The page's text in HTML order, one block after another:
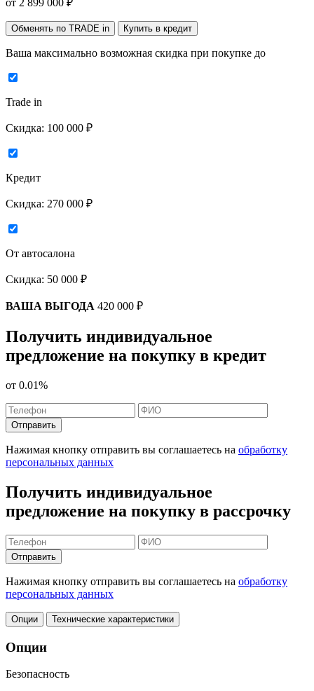
от 2 899 000 ₽
Обменять по TRADE in Купить в кредит
Ваша максимально возможная скидка при покупке до
Trade in
Скидка: 100 000 ₽
Кредит
Скидка: 270 000 ₽
От автосалона
Скидка: 50 000 ₽
ВАША ВЫГОДА 420 000 ₽
Получить индивидуальное
предложение на покупку в кредит
от 0.01%
Отправить
Нажимая кнопку отправить вы соглашаетесь на обработку
персональных данных
Получить индивидуальное
предложение на покупку в рассрочку
Отправить
Нажимая кнопку отправить вы соглашаетесь на обработку
персональных данных
Опции Технические характеристики
Опции
Безопасность